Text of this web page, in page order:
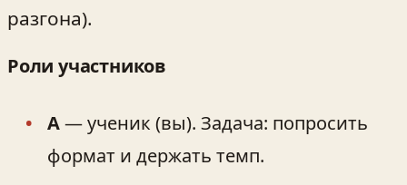
разгона).
Роли участников
A— ученик (вы). Задача: попросить
формат и держать темп.